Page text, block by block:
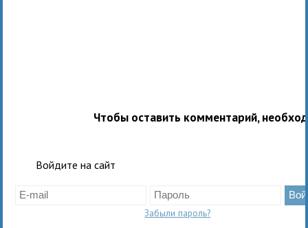
Чтобы оставить комментарий,
Войдите на сайт
Забыли пароль?